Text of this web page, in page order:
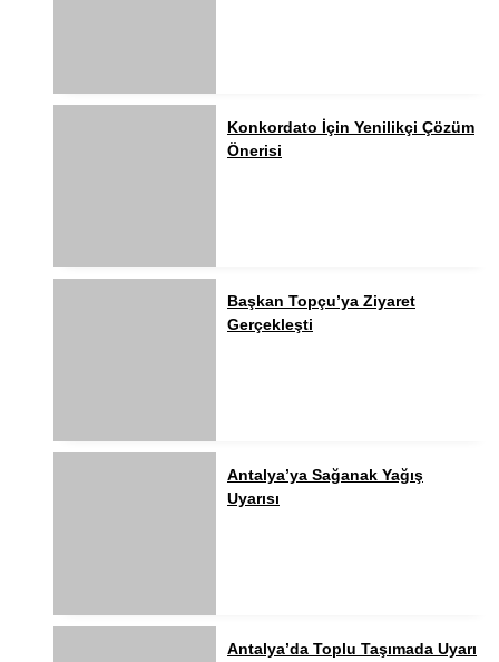
Konkordato İçin Yenilikçi Çözüm
Önerisi
Başkan Topçu’ya Ziyaret
Gerçekleşti
Antalya’ya Sağanak Yağış
Uyarısı
Antalya’da Toplu Taşımada Uyarı